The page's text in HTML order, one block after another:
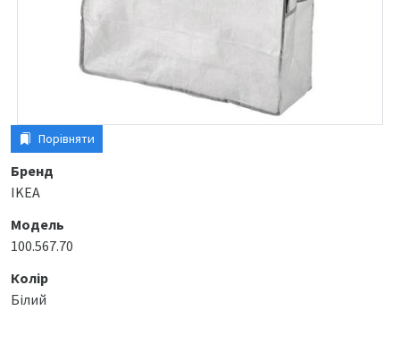
Порівняти
Бренд
IKEA
Модель
100.567.70
Колір
Білий